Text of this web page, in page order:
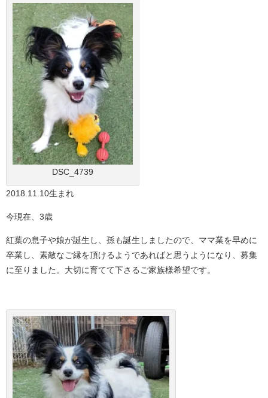
DSC_4739
2018.11.10生まれ
今現在、3歳
紅葉の息子や娘が誕生し、孫も誕生しましたので、ママ業を早めに
卒業し、素敵なご縁を頂けるようであればと思うようになり、募集
に至りました。大切に育てて下さるご家族様希望です。